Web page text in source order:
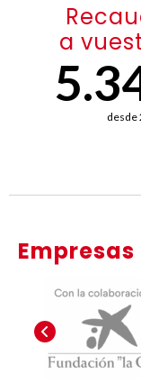
a
desde